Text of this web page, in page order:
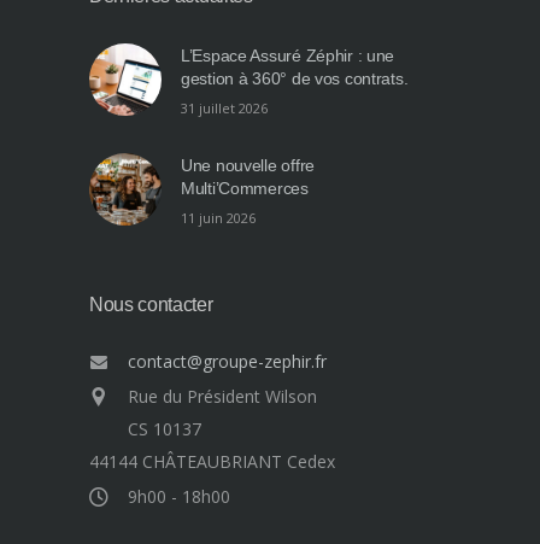
L’Espace Assuré Zéphir : une
gestion à 360° de vos contrats.
31 juillet 2026
Une nouvelle offre
Multi’Commerces
11 juin 2026
Nous contacter
contact@groupe-zephir.fr
Rue du Président Wilson
CS 10137
44144 CHÂTEAUBRIANT Cedex
9h00 - 18h00